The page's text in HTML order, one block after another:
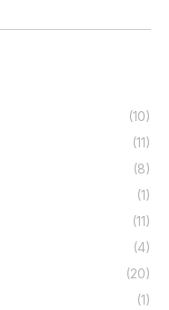
(10)
(11)
(8)
(1)
(11)
(4)
(20)
(1)